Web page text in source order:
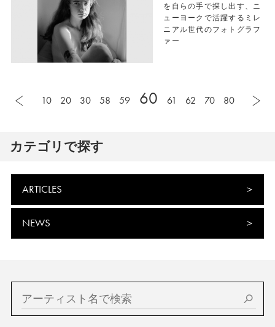
を自らの手で探し出す、ニ
ューヨークで活躍するミレ
ニアル世代のフォトグラフ
ァー
10 20 30 58 59 60 61 62 70 80
カテゴリで探す
ARTICLES
NEWS